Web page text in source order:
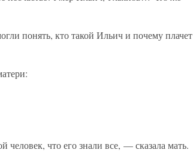
понять, кто такой Ильич и почему плачет
что его знали все, — сказала мать.